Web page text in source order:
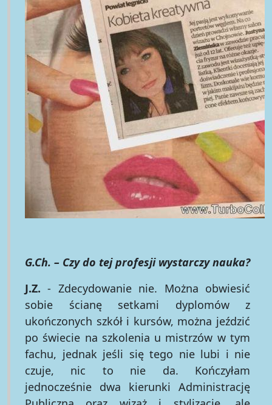
G.Ch. – Czy do tej profesji wystarczy nauka?
J.Z. - Zdecydowanie nie. Można obwiesić
sobie ścianę setkami dyplomów z
ukończonych szkół i kursów, można jeździć
po świecie na szkolenia u mistrzów w tym
fachu, jednak jeśli się tego nie lubi i nie
czuje, nic to nie da. Kończyłam
jednocześnie dwa kierunki Administrację